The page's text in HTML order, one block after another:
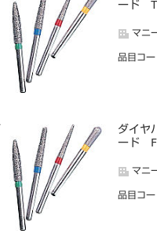
ード
マニ
品目コー
ダイヤ
ード
マニ
品目コー